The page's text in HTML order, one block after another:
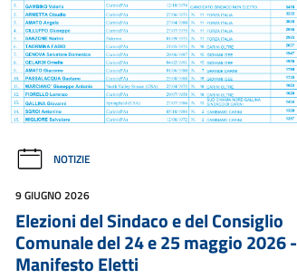
NOTIZIE
9 GIUGNO 2026
Elezioni del Sindaco e del Consiglio
Comunale del 24 e 25 maggio 2026 -
Manifesto Eletti